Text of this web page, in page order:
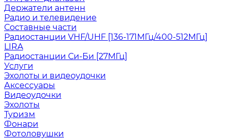
Держатели антенн
Радио и телевидение
Составные части
Радиостанции VHF/UHF [136-171МГц/400-512МГц]
LIRA
Радиостанции Си-Би [27МГц]
Услуги
Эхолоты и видеоудочки
Аксессуары
Видеоудочки
Эхолоты
Туризм
Фонари
Фотоловушки